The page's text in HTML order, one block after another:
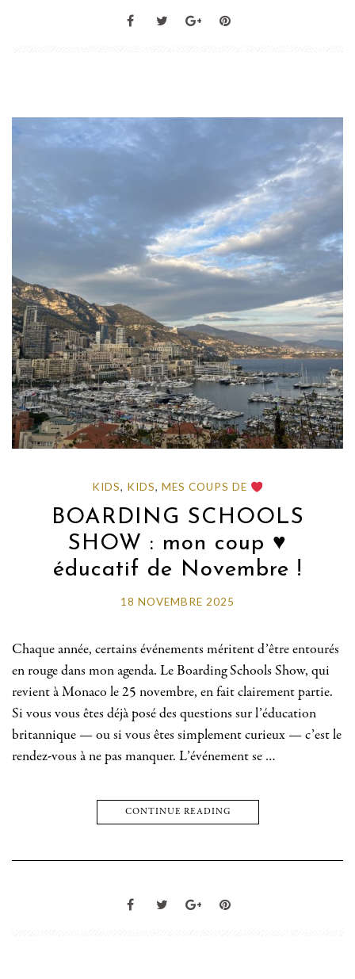
KIDS, KIDS,MES COUPS DE
BOARDING SCHOOLS
SHOW : mon coup ♥️
éducatif de Novembre !
18 NOVEMBRE 2025
Chaque année, certains événements méritent d’être entourés
en rouge dans mon agenda. Le Boarding Schools Show, qui
revient à Monaco le 25 novembre, en fait clairement partie.
Si vous vous êtes déjà posé des questions sur l’éducation
britannique — ou si vous êtes simplement curieux — c’est le
rendez-vous à ne pas manquer. L’événement se …
CONTINUE READING